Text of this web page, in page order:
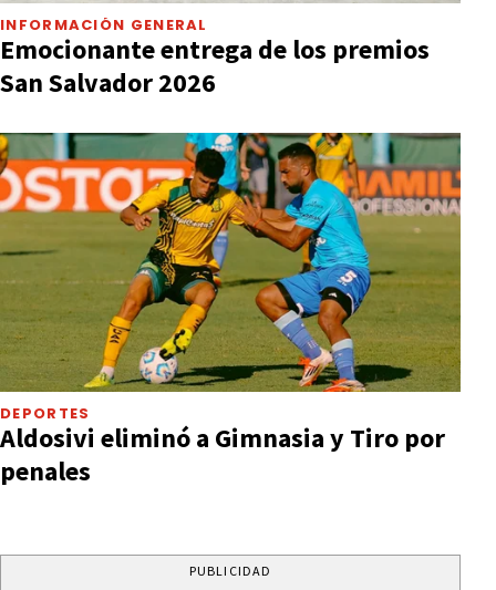
INFORMACIÓN GENERAL
Emocionante entrega de los premios
San Salvador 2026
DEPORTES
Aldosivi eliminó a Gimnasia y Tiro por
penales
PUBLICIDAD